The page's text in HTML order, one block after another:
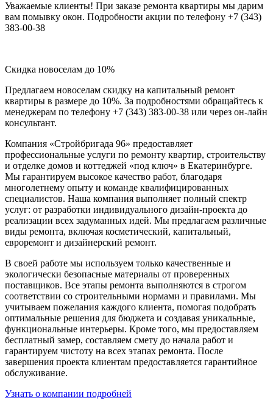
Уважаемые клиенты! При заказе ремонта квартиры мы дарим
вам помывку окон. Подробности акции по телефону +7 (343)
383-00-38
Скидка новоселам до 10%
Предлагаем новоселам скидку на капитальный ремонт
квартиры в размере до 10%. За подробностями обращайтесь к
менеджерам по телефону +7 (343) 383-00-38 или через он-лайн
консультант.
Компания «Стройбригада 96» предоставляет
профессиональные услуги по ремонту квартир, строительству
и отделке домов и коттеджей «под ключ» в Екатеринбурге.
Мы гарантируем высокое качество работ, благодаря
многолетнему опыту и команде квалифицированных
специалистов. Наша компания выполняет полный спектр
услуг: от разработки индивидуального дизайн-проекта до
реализации всех задуманных идей. Мы предлагаем различные
виды ремонта, включая косметический, капитальный,
евроремонт и дизайнерский ремонт.
В своей работе мы используем только качественные и
экологически безопасные материалы от проверенных
поставщиков. Все этапы ремонта выполняются в строгом
соответствии со строительными нормами и правилами. Мы
учитываем пожелания каждого клиента, помогая подобрать
оптимальные решения для бюджета и создавая уникальные,
функциональные интерьеры. Кроме того, мы предоставляем
бесплатный замер, составляем смету до начала работ и
гарантируем чистоту на всех этапах ремонта. После
завершения проекта клиентам предоставляется гарантийное
обслуживание.
Узнать о компании подробней